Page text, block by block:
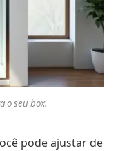
o seu box.
pode ajustar de